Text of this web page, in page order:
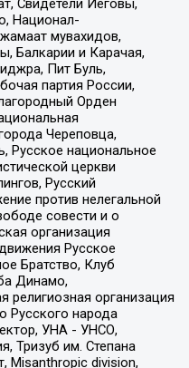
Свидетели Иеговы,
Национал-
мувахидов,
Балкарии и Карачая,
Пит Буль,
партия России,
Орден
Череповца,
Русское национальное
церкви
Русский
против нелегальной
совести и о
организация
Русское
Братство, Клуб
Динамо,
религиозная организация
Русского народа
УНА - УНСО,
Тризуб им. Степана
Misanthropic division,